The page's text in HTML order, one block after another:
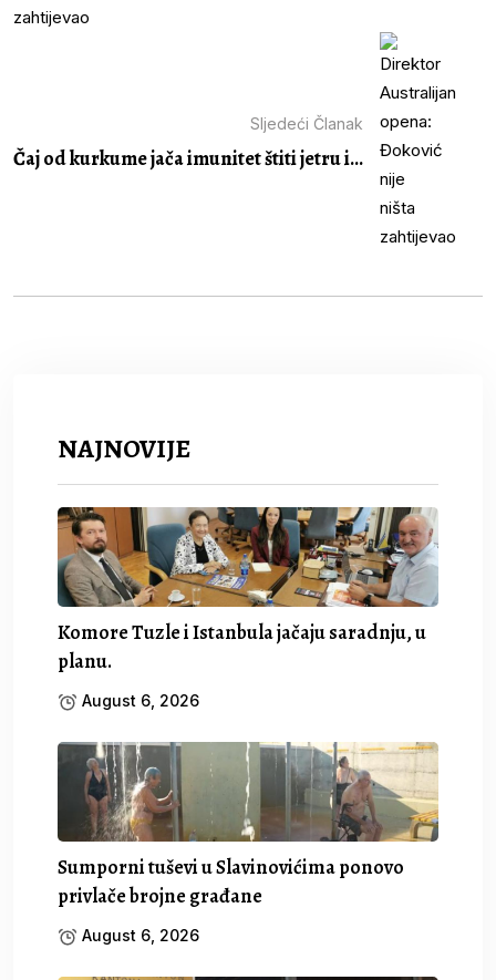
Sljedeći Članak
Čaj od kurkume jača imunitet štiti jetru i...
NAJNOVIJE
Komore Tuzle i Istanbula jačaju saradnju, u
planu.
August 6, 2026
Sumporni tuševi u Slavinovićima ponovo
privlače brojne građane
August 6, 2026